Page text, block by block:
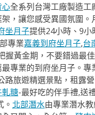
心全系列台灣工廠製造
，讓您感受異國氛圍。
坐月子提供24小時、9
專業嘉義到府坐月子,台
握黃金期，不要錯過最
專業的到府坐月子。專
路旅遊精選景點，租露
軋糖-最好吃的伴手禮,送
北部潛水由專業潛水